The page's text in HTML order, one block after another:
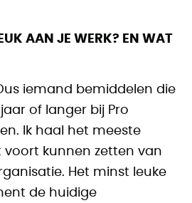
AAN JE WERK? EN WAT
iemand bemiddelen die
of langer bij Pro
Ik haal het meeste
kunnen zetten van
Het minst leuke
de huidige